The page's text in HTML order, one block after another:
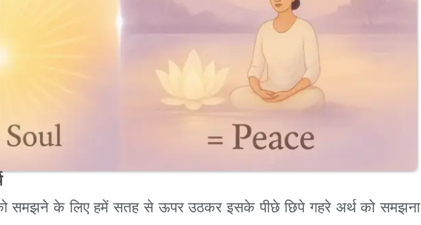
समझने के लिए हमें सतह से ऊपर उठकर इसके पीछे छिपे गहरे अर्थ को समझना